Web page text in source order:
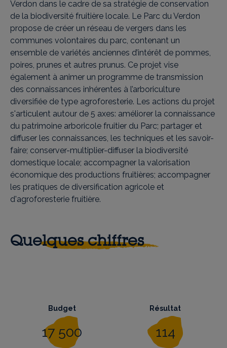
Verdon dans le cadre de sa stratégie de conservation
de la biodiversité fruitière locale. Le Parc du Verdon
propose de créer un réseau de vergers dans les
communes volontaires du parc, contenant un
ensemble de variétés anciennes d’intérêt de pommes,
poires, prunes et autres prunus. Ce projet vise
également à animer un programme de transmission
des connaissances inhérentes à l’arboriculture
diversifiée de type agroforesterie. Les actions du projet
s'articulent autour de 5 axes: améliorer la connaissance
du patrimoine arboricole fruitier du Parc; partager et
diffuser les connaissances, les techniques et les savoir-
faire; conserver-multiplier-diffuser la biodiversité
domestique locale; accompagner la valorisation
économique des productions fruitières; accompagner
les pratiques de diversification agricole et
d'agroforesterie fruitière.
Quelques chiffres
Budget
17 500
Résultat
114